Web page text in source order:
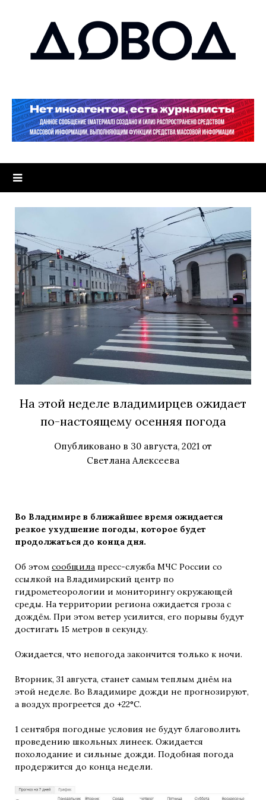
На этой неделе владимирцев ожидает
по-настоящему осенняя погода
Опубликовано в 30 августа, 2021 от
Светлана Алексеева
Во Владимире в ближайшее время ожидается
резкое ухудшение погоды, которое будет
продолжаться до конца дня.
Об этом сообщила пресс-служба МЧС России со
ссылкой на Владимирский центр по
гидрометеорологии и мониторингу окружающей
среды. На территории региона ожидается гроза с
дождём. При этом ветер усилится, его порывы будут
достигать 15 метров в секунду.
Ожидается, что непогода закончится только к ночи.
Вторник, 31 августа, станет самым теплым днём на
этой неделе. Во Владимире дожди не прогнозируют,
а воздух прогреется до +22°С.
1 сентября погодные условия не будут благоволить
проведению школьных линеек. Ожидается
похолодание и сильные дожди. Подобная погода
продержится до конца недели.